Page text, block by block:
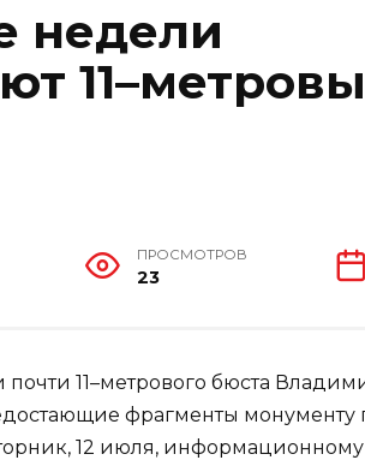
недели
ПРОСМОТРОВ
23
11–метрового бюста
фрагменты монументу
12 июля,